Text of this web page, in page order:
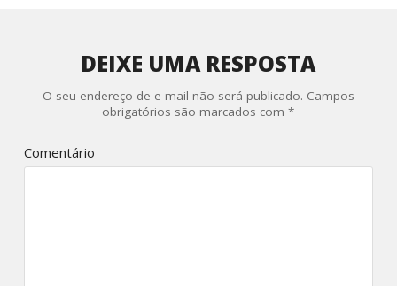
DEIXE UMA RESPOSTA
O seu endereço de e-mail não será publicado. Campos
obrigatórios são marcados com*
Comentário